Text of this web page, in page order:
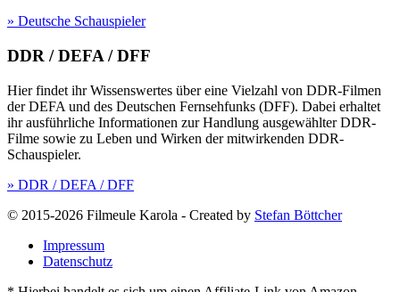
» Deutsche Schauspieler
DDR / DEFA / DFF
Hier findet ihr Wissenswertes über eine Vielzahl von DDR-Filmen
der DEFA und des Deutschen Fernsehfunks (DFF). Dabei erhaltet
ihr ausführliche Informationen zur Handlung ausgewählter DDR-
Filme sowie zu Leben und Wirken der mitwirkenden DDR-
Schauspieler.
» DDR / DEFA / DFF
© 2015-2026 Filmeule Karola - Created by Stefan Böttcher
Impressum
Datenschutz